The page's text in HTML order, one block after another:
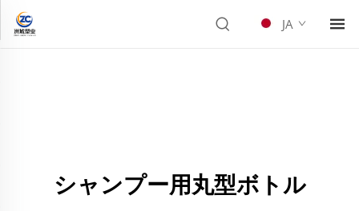
JA
シャンプー用丸型ボトル